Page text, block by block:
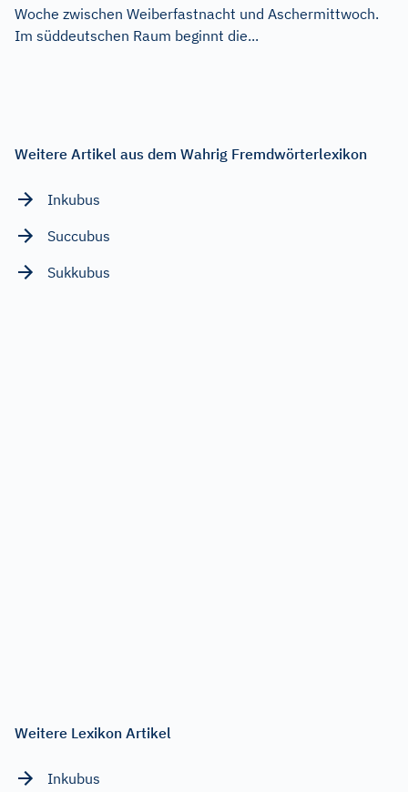
Woche zwischen Weiberfastnacht und Aschermittwoch.
Im süddeutschen Raum beginnt die...
Weitere Artikel aus dem Wahrig Fremdwörterlexikon
Inkubus
Succubus
Sukkubus
Weitere Lexikon Artikel
Inkubus